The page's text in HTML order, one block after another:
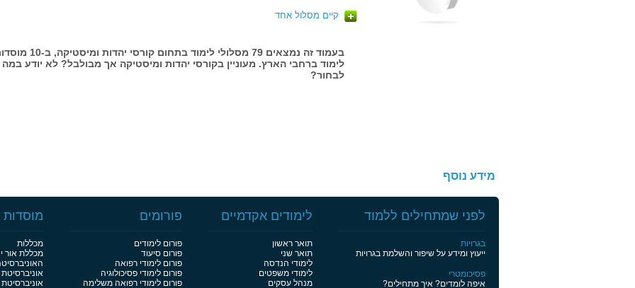
קיים מסלול אחד
בעמוד זה נמצאים 79 מסלולי לימוד בתחום קורסי יהדות
לימוד ברחבי הארץ. מעוניין בקורסי יהדות ומיסטיקה אך מבולבל? לא יודע במה
לבחור?
מידע נוסף
לפני שמתחילים ללמוד
בגרויות
ייעוץ ומידע על שיפור והשלמת בגרויות
פסיכומטרי
איפה לומדים? איך מתחילים?
לימודים אקדמיים
תואר ראשון
תואר שני
לימודי הנדסה
לימודי משפטים
מנהל עסקים
פורומים
פורום לימודים
פורום סיעוד
פורום לימודי רפואה
פורום לימודי פסיכולוגיה
פורום לימודי רפואה משלימה
מוסדות
מכללות
מכללת אור